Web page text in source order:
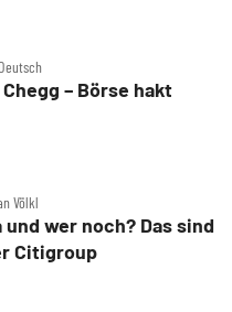
– Börse hakt
Völkl
und wer noch? Das sind
Citigroup